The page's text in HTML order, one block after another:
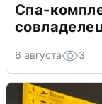
Спа-
6 августа 3